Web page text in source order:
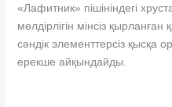
«Лафитник» пішініндегі
мөлдірлігін мінсіз
сәндік элементтерсіз қысқа
ерекше айқындайды.